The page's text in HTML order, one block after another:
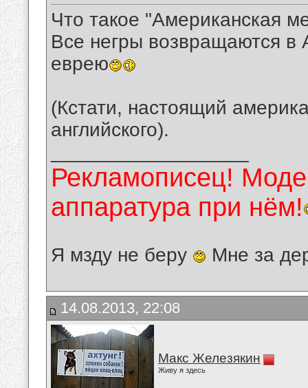
Что такое "Американская
Все негры возвращаются в
еврею
(Кстати, настоящий
английского).
Рекламописец!
аппаратура при нём!
Я мзду не беру Мне за
14.08.2013, 22:08
Макс Железякин
Живу я здесь